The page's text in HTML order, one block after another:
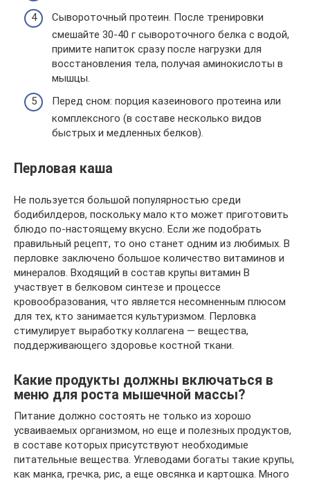
Сывороточный протеин. После тренировки
смешайте 30-40 г сывороточного белка с водой,
примите напиток сразу после нагрузки для
восстановления тела, получая аминокислоты в
мышцы.
Перед сном: порция казеинового протеина или
комплексного (в составе несколько видов
быстрых и медленных белков).
Перловая каша
Не пользуется большой популярностью среди
бодибилдеров, поскольку мало кто может приготовить
блюдо по-настоящему вкусно. Если же подобрать
правильный рецепт, то оно станет одним из любимых. В
перловке заключено большое количество витаминов и
минералов. Входящий в состав крупы витамин B
участвует в белковом синтезе и процессе
кровообразования, что является несомненным плюсом
для тех, кто занимается культуризмом. Перловка
стимулирует выработку коллагена — вещества,
поддерживающего здоровье костной ткани.
Какие продукты должны включаться в
меню для роста мышечной массы?
Питание должно состоять не только из хорошо
усваиваемых организмом, но еще и полезных продуктов,
в составе которых присутствуют необходимые
питательные вещества. Углеводами богаты такие крупы,
как манка, гречка, рис, а еще овсянка и картошка. Много